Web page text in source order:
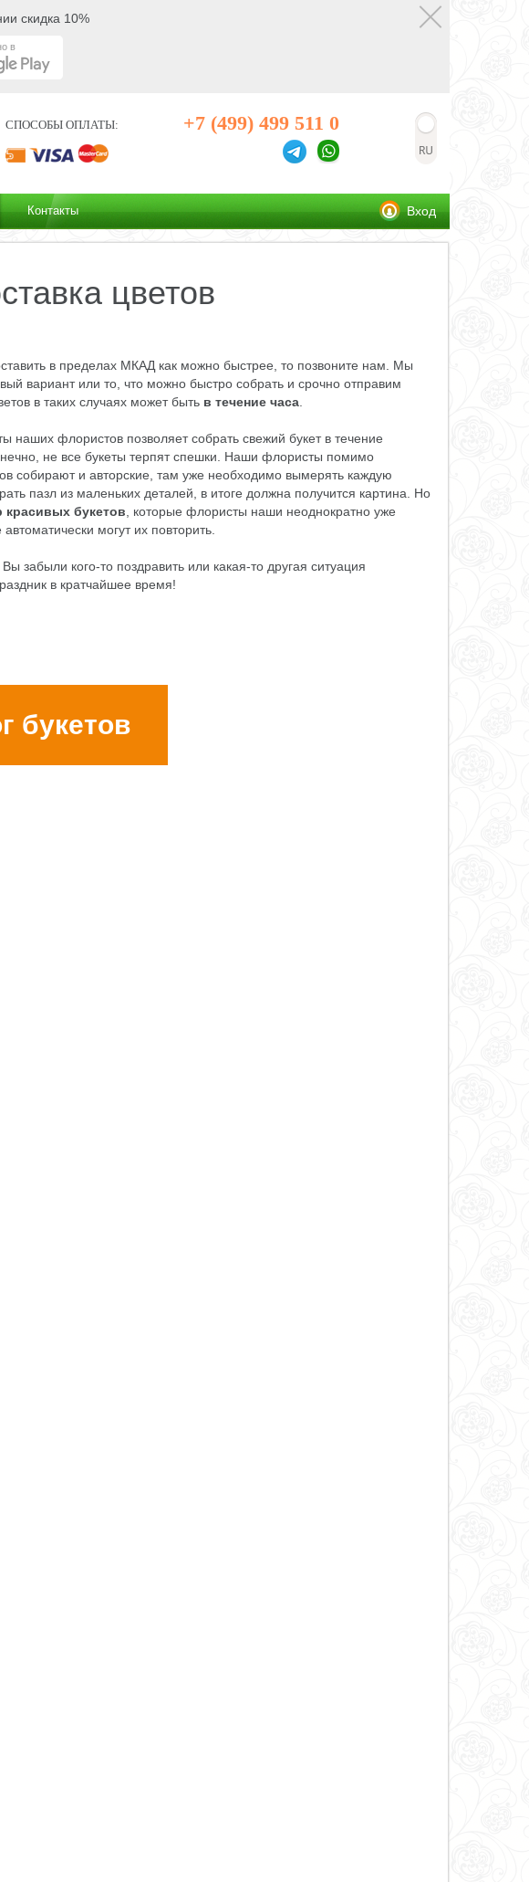
скидка 10%
в
СПОСОБЫ ОПЛАТЫ: +7 (499) 499 511 0
Контакты Вход
цветов
в пределах МКАД как можно быстрее, то позвоните нам. Мы
вариант или то, что можно быстро собрать и срочно отправим
в таких случаях может быть в течение часа
наших флористов позволяет собрать свежий букет в течение
не все букеты терпят спешки. Наши флористы помимо
собирают и авторские, там уже необходимо вымерять каждую
пазл из маленьких деталей, в итоге должна получится картина. Но
красивых букетов , которые флористы наши неоднократно уже
могут их повторить.
забыли кого-то поздравить или какая-то другая ситуация
в кратчайшее время!
букетов